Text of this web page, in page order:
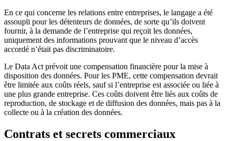
En ce qui concerne les relations entre entreprises, le langage a été
assoupli pour les détenteurs de données, de sorte qu’ils doivent
fournir, à la demande de l’entreprise qui reçoit les données,
uniquement des informations prouvant que le niveau d’accès
accordé n’était pas discriminatoire.
Le Data Act prévoit une compensation financière pour la mise à
disposition des données. Pour les PME, cette compensation devrait
être limitée aux coûts réels, sauf si l’entreprise est associée ou liée à
une plus grande entreprise. Ces coûts doivent être liés aux coûts de
reproduction, de stockage et de diffusion des données, mais pas à la
collecte ou à la création des données.
Contrats et secrets commerciaux